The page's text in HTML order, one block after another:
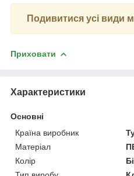
Подивитися усі види
Приховати
Характеристики
Основні
Країна виробник
Матеріал
Колір